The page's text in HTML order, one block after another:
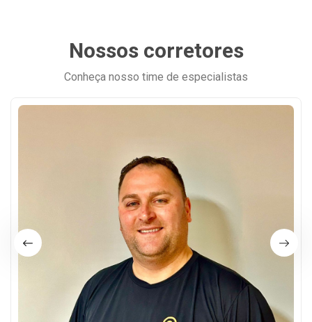
Nossos corretores
Conheça nosso time de especialistas